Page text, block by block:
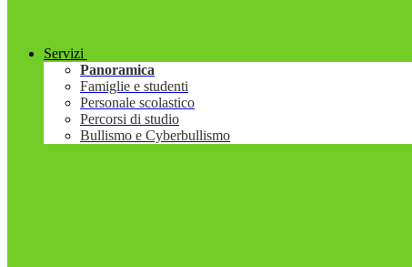
Servizi
Panoramica
Famiglie e studenti
Personale scolastico
Percorsi di studio
Bullismo e Cyberbullismo